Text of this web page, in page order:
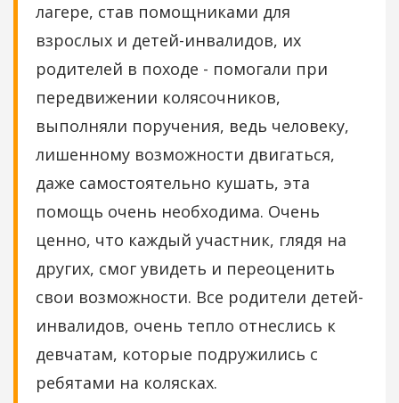
лагере, став помощниками для
взрослых и детей-инвалидов, их
родителей в походе - помогали при
передвижении колясочников,
выполняли поручения, ведь человеку,
лишенному возможности двигаться,
даже самостоятельно кушать, эта
помощь очень необходима. Очень
ценно, что каждый участник, глядя на
других, смог увидеть и переоценить
свои возможности. Все родители детей-
инвалидов, очень тепло отнеслись к
девчатам, которые подружились с
ребятами на колясках.